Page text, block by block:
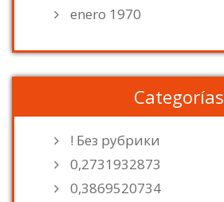
enero 1970
Categorías
! Без рубрики
0,2731932873
0,3869520734